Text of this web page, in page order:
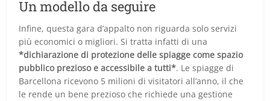
Un modello da seguire
Infine, questa gara d’appalto non riguarda solo servizi
più economici o migliori. Si tratta infatti di una
*dichiarazione di protezione delle spiagge come spazio
pubblico prezioso e accessibile a tutti*. Le spiagge di
Barcellona ricevono 5 milioni di visitatori all’anno, il che
le rende un bene prezioso che richiede una gestione